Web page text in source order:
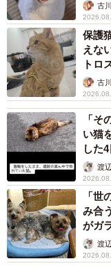
当時、小学4年生だった
慣れない子育てに
れた。それは自宅で
いつも一緒に添い寝
これで母性本能がわ
て排泄させていたの
古
保護
えな
トロ
古
「そ
い猫
した
体代渡
「世
み合
がガ
渡